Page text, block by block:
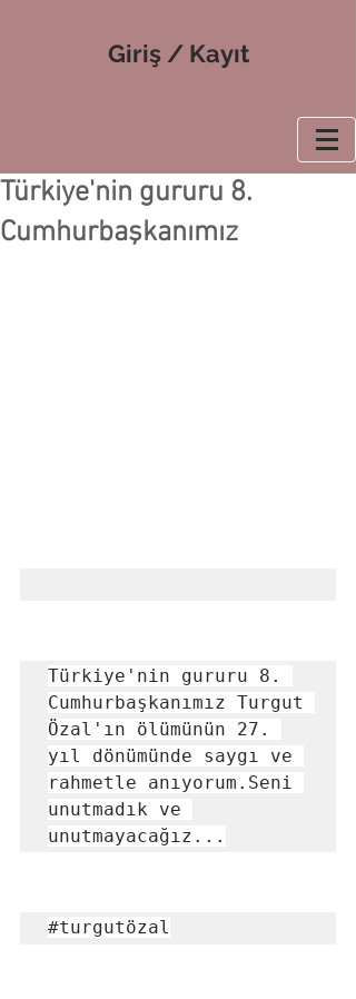
Giriş / Kayıt
Türkiye'nin gururu 8.
Cumhurbaşkanımız
Türkiye'nin gururu 8.
Cumhurbaşkanımız Turgut
Özal'ın ölümünün 27.
yıl dönümünde saygı ve
rahmetle anıyorum.Seni
unutmadık ve
unutmayacağız...
#turgutözal